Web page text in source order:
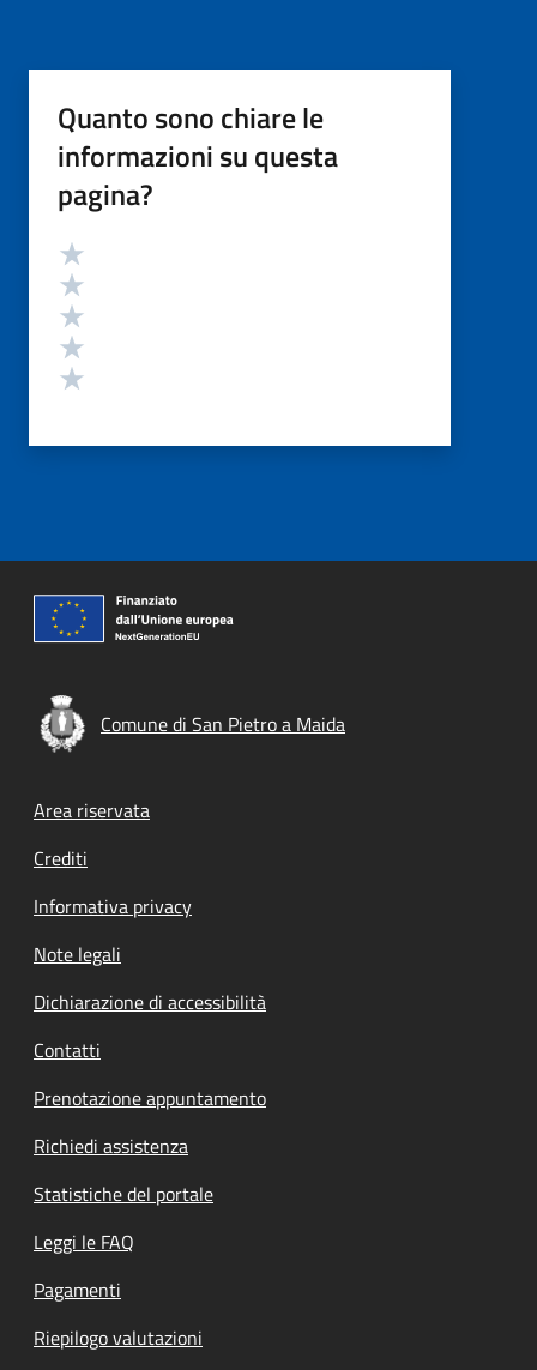
Quanto sono chiare le
informazioni su questa
pagina?
Valutazione
Comune di San Pietro a Maida
Footer menu
Area riservata
Crediti
Informativa privacy
Note legali
Dichiarazione di accessibilità
Contatti
Prenotazione appuntamento
Richiedi assistenza
Statistiche del portale
Leggi le FAQ
Pagamenti
Riepilogo valutazioni